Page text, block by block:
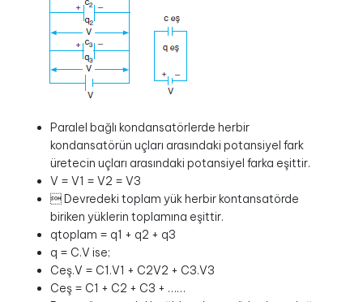
Paralel bağlı kondansatörlerde herbir
kondansatörün uçları arasındaki potansiyel fark
üretecin uçları arasındaki potansiyel farka eşittir.
V = V1 = V2 = V3
 Devredeki toplam yük herbir kontansatörde
biriken yüklerin toplamına eşittir.
qtoplam = q1 + q2 + q3
q = C.V ise;
Ceş.V = C1.V1 + C2V2 + C3.V3
Ceş = C1 + C2 + C3 + ……